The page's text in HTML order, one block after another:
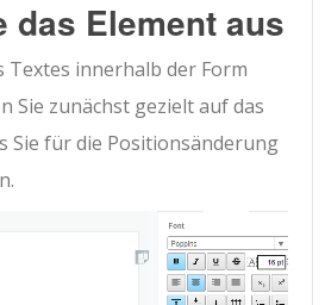
das Element aus
Textes innerhalb der Form
Sie zunächst gezielt auf das
Sie für die Positionsänderung